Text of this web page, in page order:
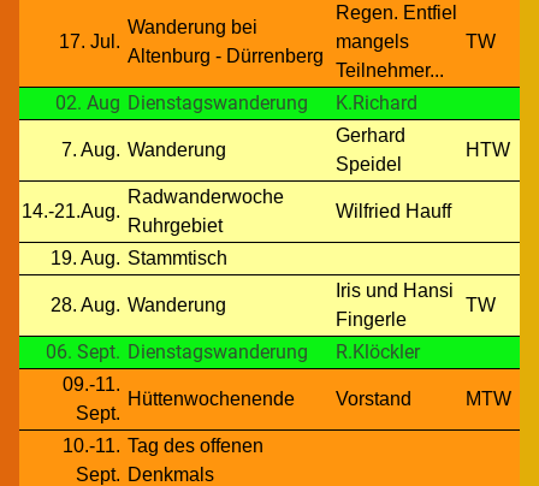
17. Jul.
Wanderung bei
Altenburg - Dürrenberg
Regen. Entfiel
mangels
Teilnehmer...
TW
02. Aug Dienstagswanderung K.Richard
7. Aug. Wanderung
Gerhard
Speidel
HTW
14.-21.Aug.
Radwanderwoche
Ruhrgebiet
Wilfried Hauff
19. Aug. Stammtisch
28. Aug. Wanderung
Iris und Hansi
Fingerle
TW
06. Sept. Dienstagswanderung R.Klöckler
09.-11.
Sept.
Hüttenwochenende Vorstand MTW
10.-11.
Sept.
Tag des offenen
Denkmals